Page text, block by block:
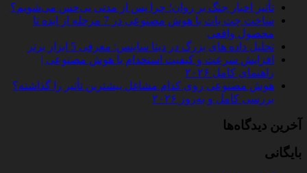
تأثیر اخبار جنگ بر روان؛ چرا پس از مدتی بی‌حس می‌شویم؟
ساخت چت‌ بات با هوش مصنوعی در 7 مرحله از ایده تا
محصول واقعی
تحلیل داده‌ های بزرگ در دیتا ساینس: معرفی 5 ابزار برتر
افزایش سرعت و کیفیت استخدام با هوش مصنوعی |
راهنمای کامل ۲۰۲۶
هوش مصنوعی روی کدام مشاغل بیشترین تأثیر را گذاشته؟
بررسی کامل و به‌روز ۲۰۲۶
آخرین دیدگاه‌ها
بایگانی